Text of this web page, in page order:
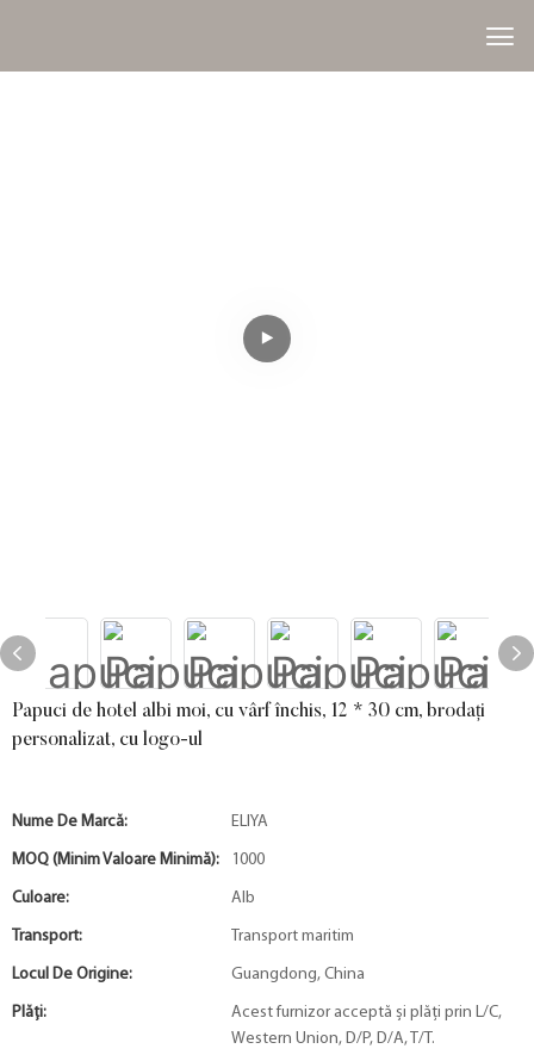
Papuci de hotel albi moi, cu vârf închis, 12 * 30 cm, brodați
personalizat, cu logo-ul
Nume De Marcă: ELIYA
MOQ (minim Valoare Minimă): 1000
Culoare: Alb
Transport: Transport maritim
Locul De Origine: Guangdong, China
Plăți:
Acest furnizor acceptă și plăți prin L/C,
Western Union, D/P, D/A, T/T.